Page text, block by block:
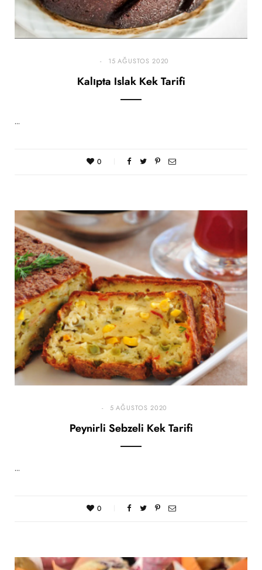
15 AĞUSTOS 2020
Kalıpta Islak Kek Tarifi
…
0
5 AĞUSTOS 2020
Peynirli Sebzeli Kek Tarifi
…
0